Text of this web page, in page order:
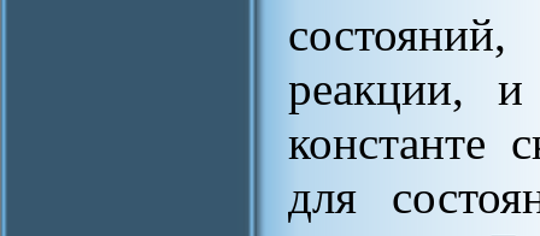
реакции,
константе
для